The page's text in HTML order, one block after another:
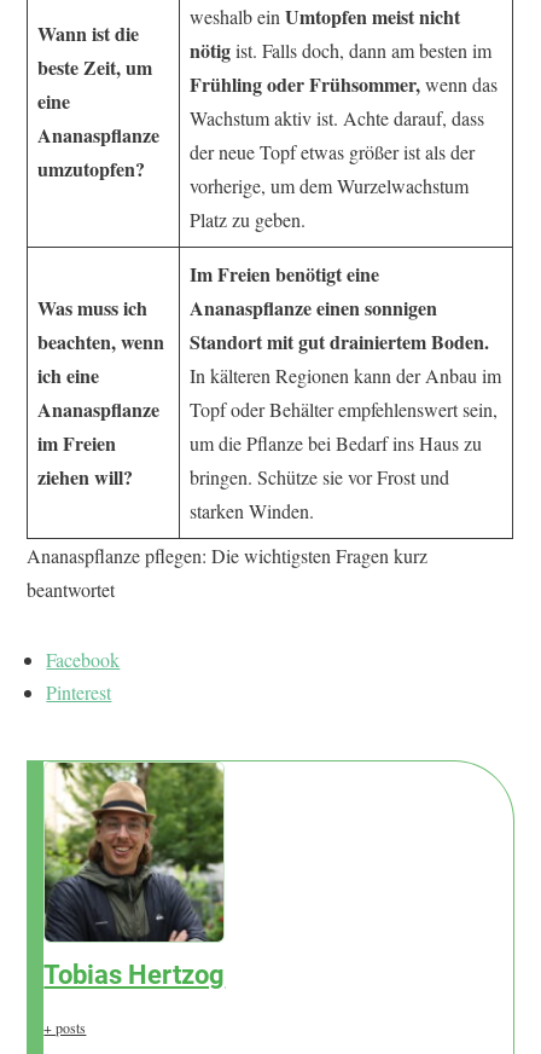
Wann ist die
beste Zeit, um
eine
Ananaspflanze
umzutopfen?
weshalb einUmtopfen meist nicht
nötigist. Falls doch, dann am besten im
Frühling oder Frühsommer,wenn das
Wachstum aktiv ist. Achte darauf, dass
der neue Topf etwas größer ist als der
vorherige, um dem Wurzelwachstum
Platz zu geben.
Was muss ich
beachten, wenn
ich eine
Ananaspflanze
im Freien
ziehen will?
Im Freien benötigt eine
Ananaspflanze einen sonnigen
Standort mit gut drainiertem Boden.
In kälteren Regionen kann der Anbau im
Topf oder Behälter empfehlenswert sein,
um die Pflanze bei Bedarf ins Haus zu
bringen. Schütze sie vor Frost und
starken Winden.
Ananaspflanze pflegen: Die wichtigsten Fragen kurz
beantwortet
Facebook
Pinterest
Tobias Hertzog
+ posts